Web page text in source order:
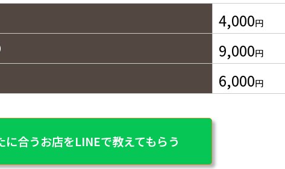
4,000円
9,000円
6,000円
に合うお店をLINEで教えてもらう